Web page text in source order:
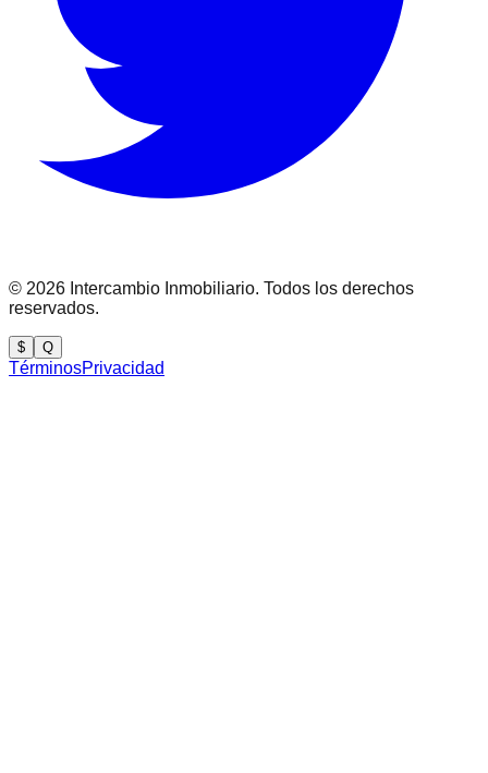
© 2026 Intercambio Inmobiliario. Todos los derechos
reservados.
$ Q
TérminosPrivacidad